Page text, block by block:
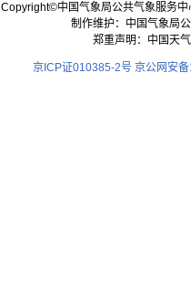
Copyright©中国气象局公共气象服务
制作维护：中国气象局
郑重声明：中国天
京ICP证010385-2号 京公网安